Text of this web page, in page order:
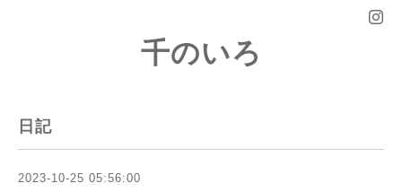
千のいろ
日記
2023-10-25 05:56:00